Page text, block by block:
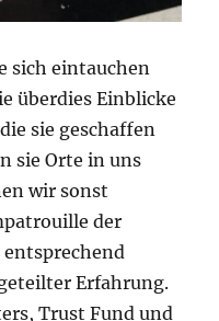
sich eintauchen
überdies Einblicke
sie geschaffen
sie Orte in uns
wir sonst
der
Erfahrung.
Trust Fund und